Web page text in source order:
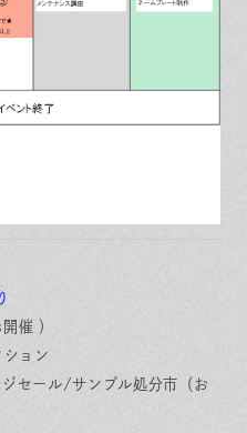
催 ）
ョン
セール/サンプル処分市（お